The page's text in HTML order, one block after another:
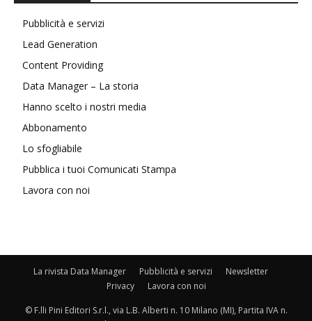
Pubblicità e servizi
Lead Generation
Content Providing
Data Manager – La storia
Hanno scelto i nostri media
Abbonamento
Lo sfogliabile
Pubblica i tuoi Comunicati Stampa
Lavora con noi
La rivista Data Manager Pubblicità e servizi
Newsletter
Privacy
Lavora con noi
© F.lli Pini Editori S.r.l., via L.B. Alberti n. 10 Milano (MI), Partita IVA n.